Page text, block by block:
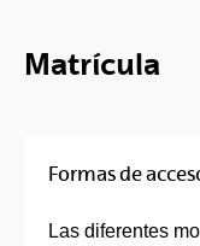
Matrícula
Formas de
Las diferentes